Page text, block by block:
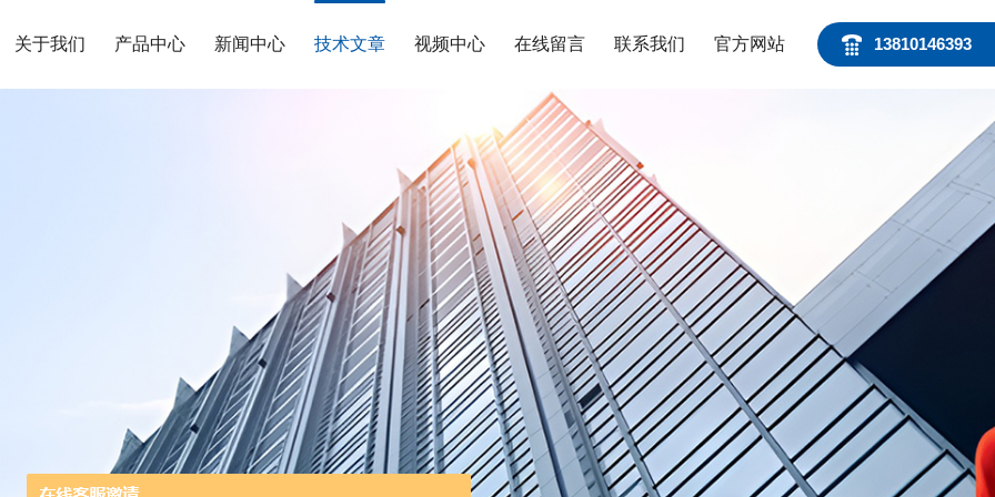
13810146393
关于我们 产品中心 新闻中心 技术文章 视频中心 在线留言 联系我们 官方网站